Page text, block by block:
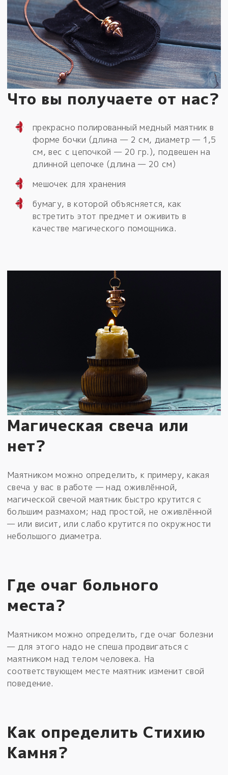
Что вы получаете от нас?
прекрасно полированный медный маятник в
форме бочки (длина — 2 см, диаметр — 1,5
см, вес с цепочкой — 20 гр.), подвешен на
длинной цепочке (длина — 20 см)
мешочек для хранения
бумагу, в которой объясняется, как
встретить этот предмет и оживить в
качестве магического помощника.
Магическая свеча или
нет?
Маятником можно определить, к примеру, какая
свеча у вас в работе — над оживлённой,
магической свечой маятник быстро крутится с
большим размахом; над простой, не оживлённой
— или висит, или слабо крутится по окружности
небольшого диаметра.
Где очаг больного
места?
Маятником можно определить, где очаг болезни
— для этого надо не спеша продвигаться с
маятником над телом человека. На
соответствующем месте маятник изменит свой
поведение.
Как определить Стихию
Камня?